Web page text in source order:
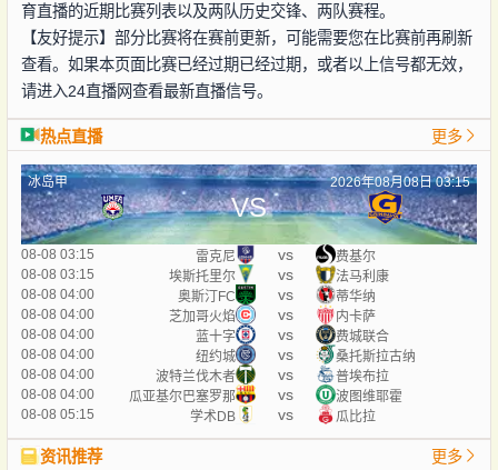
育直播的近期比赛列表以及两队历史交锋、两队赛程。
【友好提示】部分比赛将在赛前更新，可能需要您在比赛前再刷新
查看。如果本页面比赛已经过期已经过期，或者以上信号都无效，
请进入24直播网查看最新直播信号。
热点直播 更多
冰岛甲 2026年08月08日 03:15
VS
08-08 03:15 雷克尼 vs
费基尔
08-08 03:15
埃斯托里尔 vs
法马利康
08-08 04:00
奥斯汀FC vs
蒂华纳
08-08 04:00
芝加哥火焰 vs
内卡萨
08-08 04:00
蓝十字 vs
费城联合
08-08 04:00
纽约城 vs
桑托斯拉古纳
08-08 04:00
波特兰伐木者 vs
普埃布拉
08-08 04:00
瓜亚基尔巴塞罗那 vs
波图维耶霍
08-08 05:15
学术DB vs 瓜比拉
资讯推荐 更多